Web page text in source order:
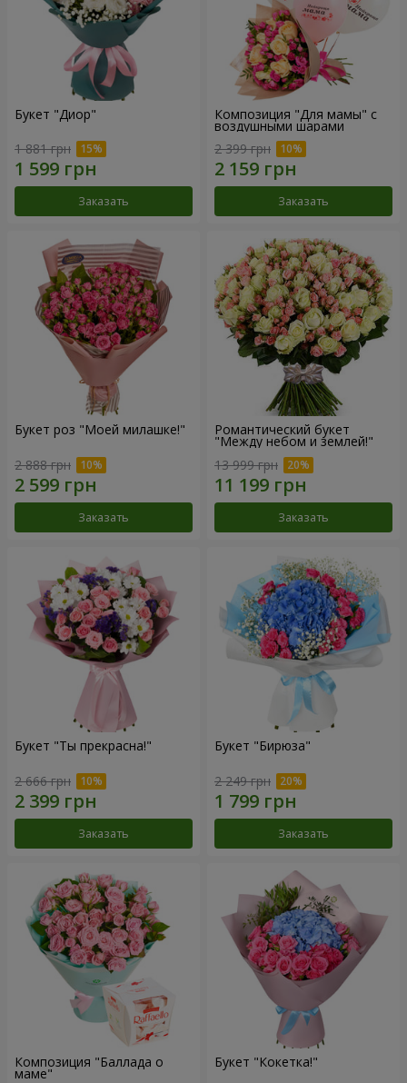
Букет "Диор"
1 881 грн
Заказать
Композиция "Для мамы" с
воздушными шарами
2 399 грн
Заказать
Букет роз "Моей милашке!"
2 888 грн
Заказать
Романтический букет
"Между небом и землей!"
13 999 грн
Заказать
Букет "Ты прекрасна!"
2 666 грн
Заказать
Букет "Бирюза"
2 249 грн
Заказать
Композиция "Баллада о
маме"
Букет "Кокетка!"